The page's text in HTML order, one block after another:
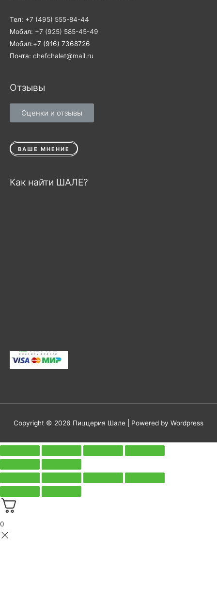
Тел: +7 (495) 555-84-44
Мобил: +7 (925) 585-45-49
Мобил:+7 (916) 7368726
Почта: chefchalet@mail.ru
Отзывы
Оценки и отзывы
ВАШЕ МНЕНИЕ
Как найти ШАЛЕ?
Copyright © 2026 Пиццерия Шале | Powered by Wordpress
0